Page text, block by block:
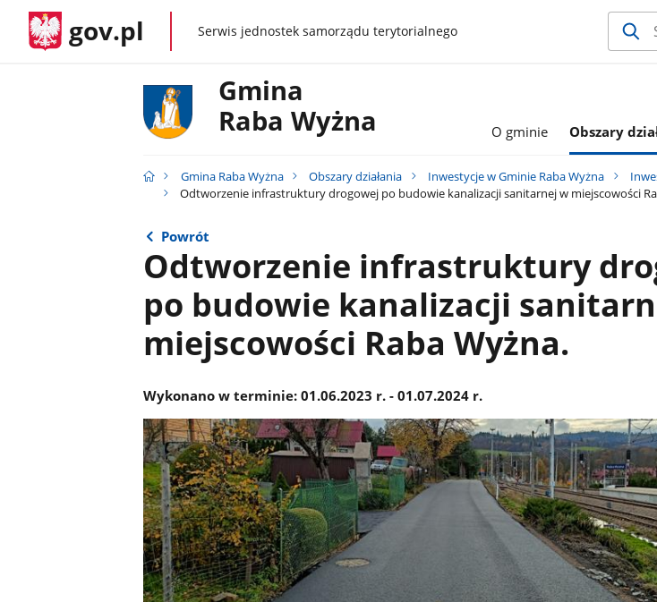
gov.pl gov.plSerwis jednostek samorządu terytorialnego
Gmina
Raba Wyżna
O gminie Obszary
Gmina Raba Wyżna Obszary działania Inwestycje w Gminie Raba Wyżna
Odtworzenie infrastruktury drogowej po budowie kanalizacji sanitarnej w miejscowości
Powrót
Odtworzenie infrastruktury
po budowie kanalizacji
miejscowości Raba Wyżna.
Wykonano w terminie: 01.06.2023 r. - 01.07.2024 r.